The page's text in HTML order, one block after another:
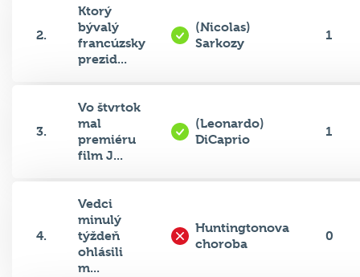
2.
Ktorý
bývalý
francúzsky
prezid...
(Nicolas)
Sarkozy
1
3.
Vo štvrtok
mal
premiéru
film J...
(Leonardo)
DiCaprio
1
4.
Vedci
minulý
týždeň
ohlásili
m...
Huntingtonova
choroba
0